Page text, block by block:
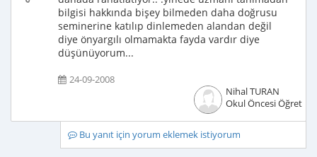
bilgisi hakkında bişey bilmeden daha doğrusu
seminerine katılıp dinlemeden alandan değil
diye önyargılı olmamakta fayda vardır diye
düşünüyorum...
24-09-2008
Nihal TURAN
Okul Öncesi
Bu yanıt için yorum eklemek istiyorum